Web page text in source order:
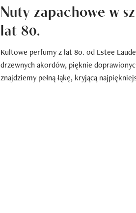
Nuty zapachowe w
lat 80.
Kultowe perfumy z lat 80. od Estee
drzewnych akordów, pięknie
znajdziemy pełną łąkę, kryjącą